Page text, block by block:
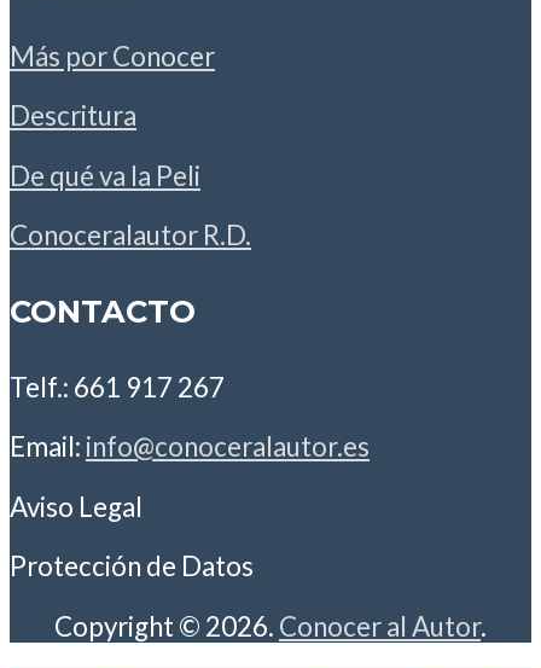
Más por Conocer
Descritura
De qué va la Peli
Conoceralautor R.D.
CONTACTO
Telf.: 661 917 267
Email: info@conoceralautor.es
Aviso Legal
Protección de Datos
Copyright © 2026. Conocer al Autor.